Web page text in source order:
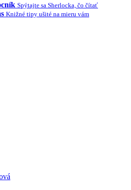
Spýtajte sa Sherlocka, čo čítať
Knižné tipy ušité na mieru vám